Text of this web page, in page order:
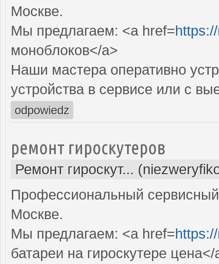
Москве.
Мы предлагаем: <a href=
моноблоков</a>
Наши мастера оперативно
устройства в сервисе или с
odpowiedz
ремонт гироскутеров
Ремонт гироскут...
Профессиональный сервисный
Москве.
Мы предлагаем: <a href=
батареи на гироскутере цена</